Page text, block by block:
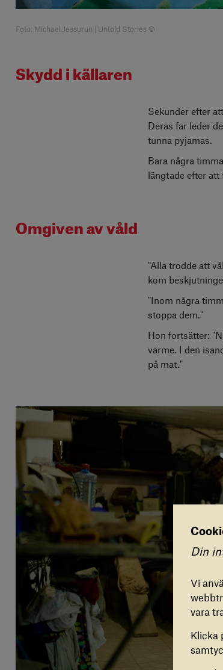
Foto: Michael Jessurun | Untold Stories ©
Skydd i källaren
Sekunder efter
Deras far leder
tunna pyjamas.
Bara några
längtade efter att
Omgiven av våld
"Alla trodde att
kom
"Inom några
stoppa dem."
Hon fortsätter:
värme. I den
på mat."
Din
Vi
vara
Klicka